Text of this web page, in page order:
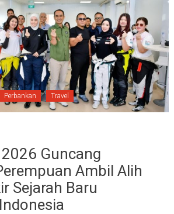
Perbankan Travel
Guncang
Ambil Alih
Sejarah Baru